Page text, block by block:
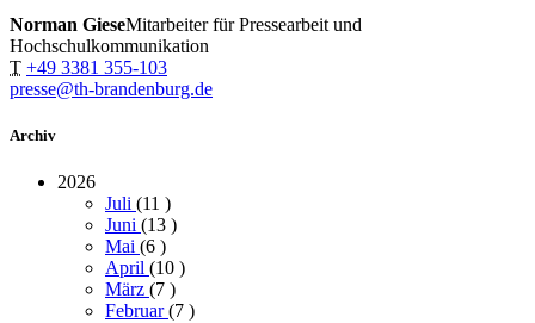
Norman GieseMitarbeiter für Pressearbeit und
Hochschulkommunikation
T +49 3381 355-103
presse@th-brandenburg.de
Archiv
2026
Juli (11 )
Juni (13 )
Mai (6 )
April (10 )
März (7 )
Februar(7 )